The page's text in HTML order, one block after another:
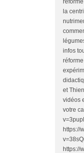
la
infos
et
vidéos
votre
https://
https://